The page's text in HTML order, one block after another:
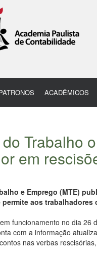
ACADÊMICOS
Trabalho
em
e Emprego (MTE)
aos
funcionamento no dia 26
com a informação
nas verbas